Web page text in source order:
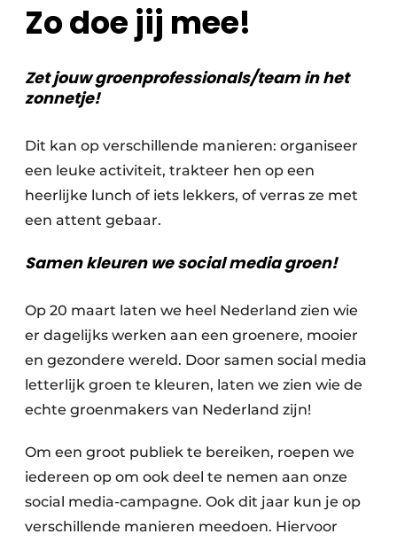
Zo doe jij mee!
Zet jouw groenprofessionals/team in het
zonnetje!
Dit kan op verschillende manieren: organiseer
een leuke activiteit, trakteer hen op een
heerlijke lunch of iets lekkers, of verras ze met
een attent gebaar.
Samen kleuren we social media groen!
Op 20 maart laten we heel Nederland zien wie
er dagelijks werken aan een groenere, mooier
en gezondere wereld. Door samen social media
letterlijk groen te kleuren, laten we zien wie de
echte groenmakers van Nederland zijn!
Om een groot publiek te bereiken, roepen we
iedereen op om ook deel te nemen aan onze
social media-campagne. Ook dit jaar kun je op
verschillende manieren meedoen. Hiervoor